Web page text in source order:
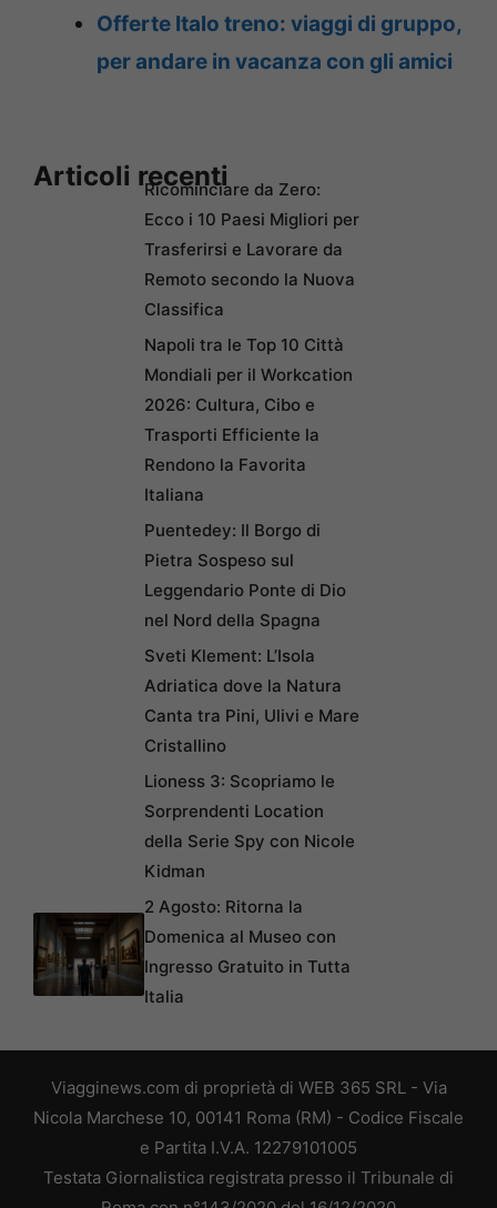
Offerte Italo treno: viaggi di gruppo,
per andare in vacanza con gli amici
Articoli recentiRicominciare da Zero:
Ecco i 10 Paesi Migliori per
Trasferirsi e Lavorare da
Remoto secondo la Nuova
Classifica
Napoli tra le Top 10 Città
Mondiali per il Workcation
2026: Cultura, Cibo e
Trasporti Efficiente la
Rendono la Favorita
Italiana
Puentedey: Il Borgo di
Pietra Sospeso sul
Leggendario Ponte di Dio
nel Nord della Spagna
Sveti Klement: L’Isola
Adriatica dove la Natura
Canta tra Pini, Ulivi e Mare
Cristallino
Lioness 3: Scopriamo le
Sorprendenti Location
della Serie Spy con Nicole
Kidman
2 Agosto: Ritorna la
Domenica al Museo con
Ingresso Gratuito in Tutta
Italia
Viagginews.com di proprietà di WEB 365 SRL - Via
Nicola Marchese 10, 00141 Roma (RM) - Codice Fiscale
e Partita I.V.A. 12279101005
Testata Giornalistica registrata presso il Tribunale di